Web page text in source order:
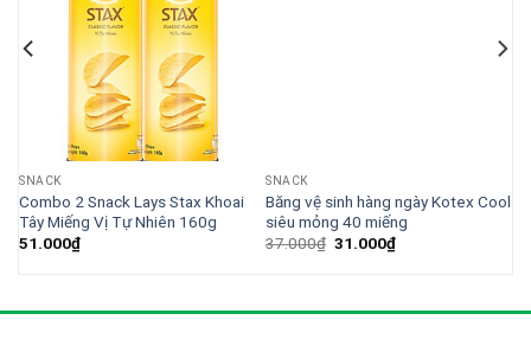
SNACK
Combo 2 Snack Lays Stax Khoai
Tây Miếng Vị Tự Nhiên 160g
51.000₫
SNACK
Băng vệ sinh hàng ngày Kotex Cool
siêu mỏng 40 miếng
37.000₫ Giá
31.000₫Giá